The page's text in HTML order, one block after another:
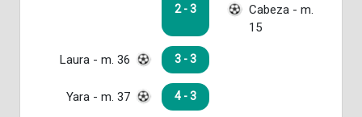
2 - 3
Cabeza - m.
15
Laura - m. 36 3 - 3
Yara - m. 37 4 - 3